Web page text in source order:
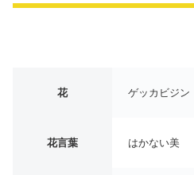
花 ゲッカビジン
花言葉 はかない美